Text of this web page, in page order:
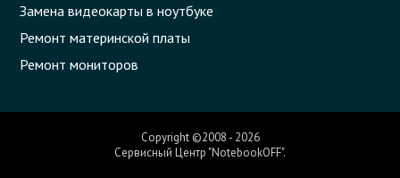
Замена видеокарты в ноутбуке
Ремонт материнской платы
Ремонт мониторов
Copyright ©2008 - 2026
Сервисный Центр "NotebookOFF".